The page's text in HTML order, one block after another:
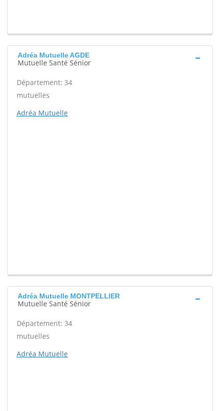
Adréa Mutuelle AGDE
Mutuelle Santé Sénior
Département: 34
mutuelles
Adréa Mutuelle
Adréa Mutuelle MONTPELLIER
Mutuelle Santé Sénior
Département: 34
mutuelles
Adréa Mutuelle